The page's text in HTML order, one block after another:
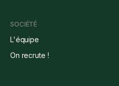
SOCIÉTÉ
L'équipe
On recrute !